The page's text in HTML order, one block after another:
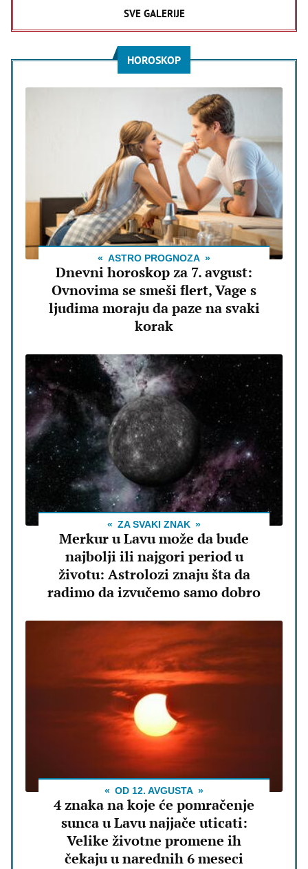
SVE GALERIJE
HOROSKOP
ASTRO PROGNOZA
Dnevni horoskop za 7. avgust:
Ovnovima se smeši flert, Vage s
ljudima moraju da paze na svaki
korak
ZA SVAKI ZNAK
Merkur u Lavu može da bude
najbolji ili najgori period u
životu: Astrolozi znaju šta da
radimo da izvučemo samo dobro
OD 12. AVGUSTA
4 znaka na koje će pomračenje
sunca u Lavu najjače uticati:
Velike životne promene ih
čekaju u narednih 6 meseci